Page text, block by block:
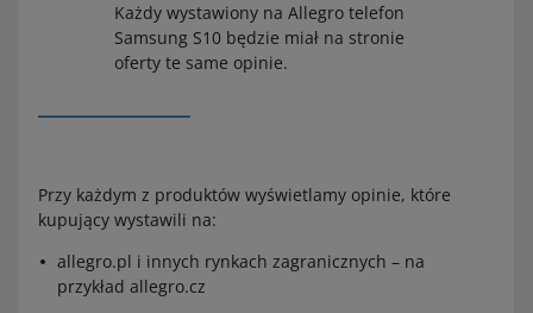
Każdy wystawiony na Allegro telefon
Samsung S10 będzie miał na stronie
oferty te same opinie.
Przy każdym z produktów wyświetlamy opinie, które
kupujący wystawili na:
allegro.pl i innych rynkach zagranicznych – na
przykład allegro.cz